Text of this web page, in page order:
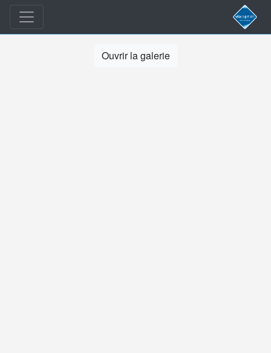
Ouvrir la galerie